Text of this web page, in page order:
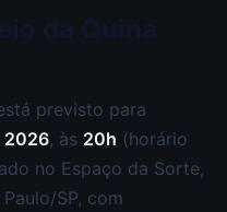
previsto para
2026, às 20h (horário
no Espaço da Sorte,
SP, com